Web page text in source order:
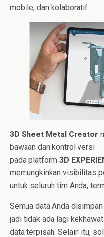
mobile, dan kolaboratif.
3D Sheet Metal Creator
bawaan dan kontrol versi
pada platform 3D
memungkinkan visibilitas
untuk seluruh tim Anda,
Semua data Anda
jadi tidak ada lagi
data terpisah. Selain itu,